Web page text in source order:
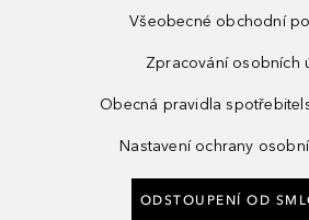
Všeobecné obchodní
Zpracování osobních
Obecná pravidla
Nastavení ochrany
ODSTOUPENÍ OD